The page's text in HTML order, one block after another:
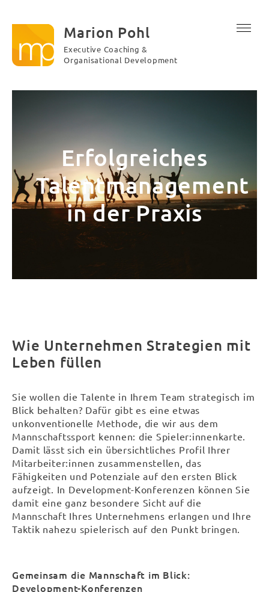
Marion Pohl
Executive Coaching &
Organisational Development
Erfolgreiches
Talentmanagement
in der Praxis
Wie Unternehmen Strategien mit
Leben füllen
Sie wollen die Talente in Ihrem Team strategisch im
Blick behalten? Dafür gibt es eine etwas
unkonventionelle Methode, die wir aus dem
Mannschaftssport kennen: die Spieler:innenkarte.
Damit lässt sich ein übersichtliches Profil Ihrer
Mitarbeiter:innen zusammenstellen, das
Fähigkeiten und Potenziale auf den ersten Blick
aufzeigt. In Development-Konferenzen können Sie
damit eine ganz besondere Sicht auf die
Mannschaft Ihres Unternehmens erlangen und Ihre
Taktik nahezu spielerisch auf den Punkt bringen.
Gemeinsam die Mannschaft im Blick:
Development-Konferenzen